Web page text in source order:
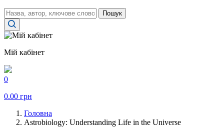
Пошук
Мій кабінет
0
0.00 грн
Головна
Astrobiology: Understanding Life in the Universe